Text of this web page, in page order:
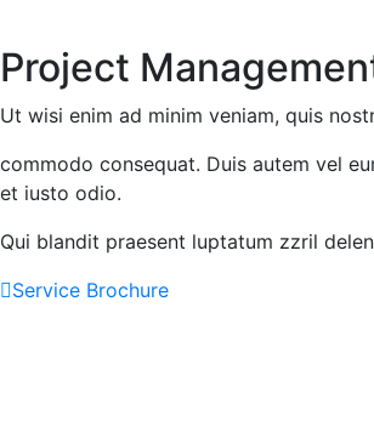
Project
Ut wisi enim ad minim veniam, quis
commodo consequat. Duis autem vel
et iusto odio.
Qui blandit praesent luptatum zzril
Service Brochure